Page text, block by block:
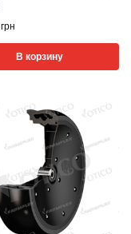
грн
В корзину